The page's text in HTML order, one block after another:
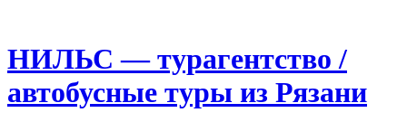
НИЛЬС — турагентство /
автобусные туры из Рязани